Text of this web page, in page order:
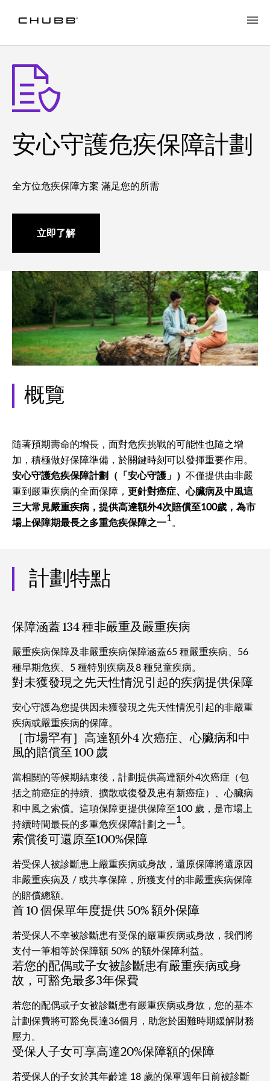
安心守護危疾保障計劃
全方位危疾保障方案 滿足您的所需
立即了解
概覽
隨著預期壽命的增長，面對危疾挑戰的可能性也隨之增
加，積極做好保障準備，於關鍵時刻可以發揮重要作用。
安心守護危疾保障計劃（「安心守護」） 不僅提供由非嚴
重到嚴重疾病的全面保障， 更針對癌症、心臟病及中風這
三大常見嚴重疾病，提供高達額外4次賠償至100歲，為市
場上保障期最長之多重危疾保障之一1。
計劃特點
保障涵蓋 134 種非嚴重及嚴重疾病
嚴重疾病保障及非嚴重疾病保障涵蓋65 種嚴重疾病、56
種早期危疾、5 種特別疾病及8 種兒童疾病。
對未獲發現之先天性情況引起的疾病提供保障
安心守護為您提供因未獲發現之先天性情況引起的非嚴重
疾病或嚴重疾病的保障。
［市場罕有］高達額外4 次癌症、心臟病和中
風的賠償至 100 歲
當相關的等候期結束後，計劃提供高達額外4次癌症（包
括之前癌症的持續、擴散或復發及患有新癌症）、心臟病
和中風之索償。這項保障更提供保障至100 歲，是市場上
持續時間最長的多重危疾保障計劃之一1 。
索償後可還原至100%保障
若受保人被診斷患上嚴重疾病或身故，還原保障將還原因
非嚴重疾病及 / 或共享保障，所獲支付的非嚴重疾病保障
的賠償總額。
首 10 個保單年度提供 50% 額外保障
若受保人不幸被診斷患有受保的嚴重疾病或身故，我們將
支付一筆相等於保障額 50% 的額外保障利益。
若您的配偶或子女被診斷患有嚴重疾病或身
故，可豁免最多3年保費
若您的配偶或子女被診斷患有嚴重疾病或身故，您的基本
計劃保費將可豁免長達36個月，助您於困難時期緩解財務
壓力。
受保人子女可享高達20%保障額的保障
若受保人的子女於其年齡達 18 歲的保單週年日前被診斷